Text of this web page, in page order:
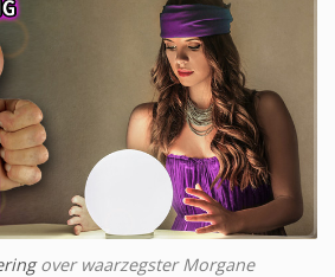
over waarzegster Morgane